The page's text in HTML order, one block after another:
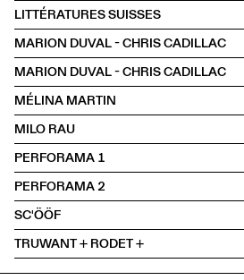
LITTÉRATURES SUISSES
MARION DUVAL - CHRIS CADILLAC
MARION DUVAL - CHRIS CADILLAC
MÉLINA MARTIN
MILO RAU
PERFORAMA 1
PERFORAMA 2
SC'ÖÖF
TRUWANT + RODET +